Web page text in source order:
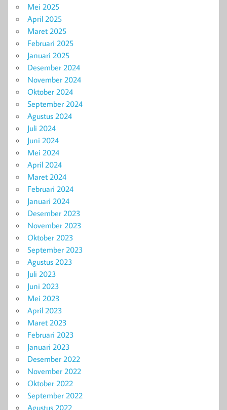
Mei 2025
April 2025
Maret 2025
Februari 2025
Januari 2025
Desember 2024
November 2024
Oktober 2024
September 2024
Agustus 2024
Juli 2024
Juni 2024
Mei 2024
April 2024
Maret 2024
Februari 2024
Januari 2024
Desember 2023
November 2023
Oktober 2023
September 2023
Agustus 2023
Juli 2023
Juni 2023
Mei 2023
April 2023
Maret 2023
Februari 2023
Januari 2023
Desember 2022
November 2022
Oktober 2022
September 2022
Agustus 2022